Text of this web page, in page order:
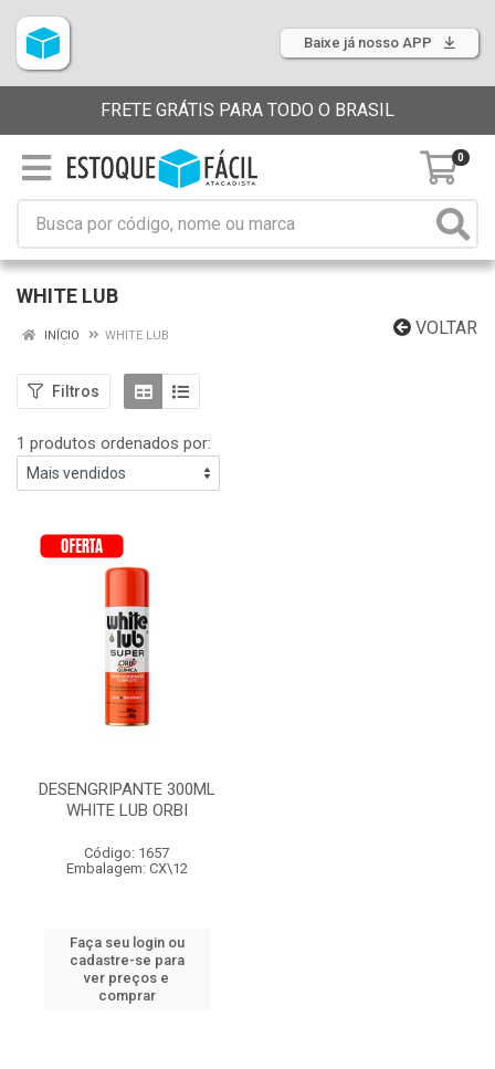
Baixe já nosso APP
FRETE GRÁTIS PARA TODO O BRASIL
0
WHITE LUB
VOLTAR
INÍCIO WHITE LUB
Filtros
1 produtos ordenados por:
DESENGRIPANTE 300ML
WHITE LUB ORBI
Código: 1657
Embalagem: CX\12
Faça seu login ou
cadastre-se para
ver preços e
comprar